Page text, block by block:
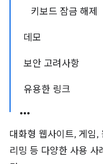
키보드 잠금 해제
데모
보안 고려사항
유용한 링크
대화형 웹사이트, 게임
리밍 등 다양한 사용 사